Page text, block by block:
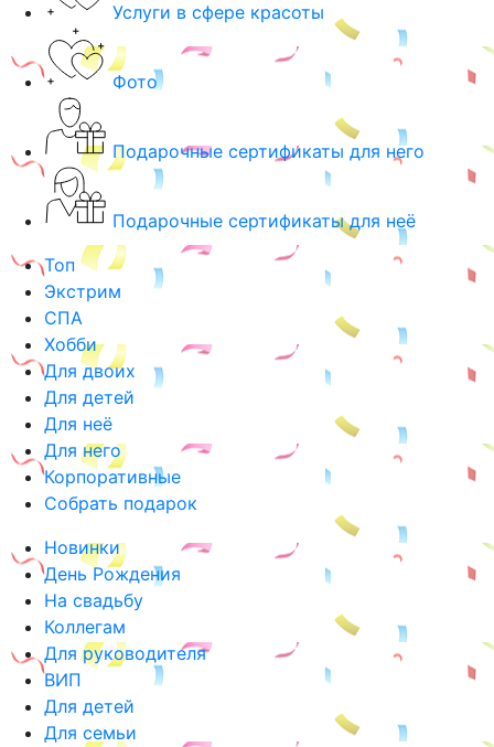
Услуги в сфере красоты
Фото
Подарочные сертификаты для него
Подарочные сертификаты для неё
Топ
Экстрим
СПА
Хобби
Для двоих
Для детей
Для неё
Для него
Корпоративные
Собрать подарок
Новинки
День Рождения
На свадьбу
Коллегам
Для руководителя
ВИП
Для детей
Для семьи